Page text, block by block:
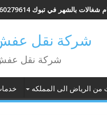
شغالات بالشهر في تبوك 0560279614
شركة نقل عفش
شركة نقل عفش
من الرياض الى المملكه